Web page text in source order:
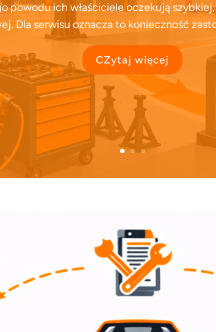
powodu ich właściciele oczekują
Dla serwisu oznacza to konieczność
CZytaj więcej